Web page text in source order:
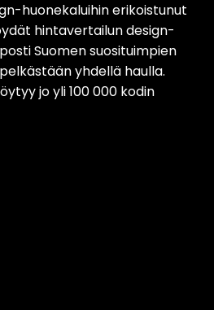
huonekaluihin erikoistunut
hintavertailun design-
Suomen suosituimpien
yhdellä haulla.
jo yli 100 000 kodin